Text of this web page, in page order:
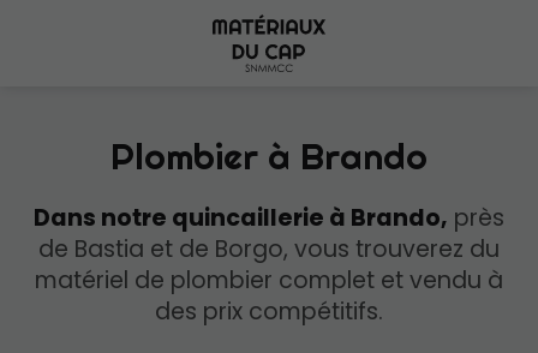
Plombier à Brando
Dans notre quincaillerie à Brando, près
de Bastia et de Borgo, vous trouverez du
matériel de plombier complet et vendu à
des prix compétitifs.